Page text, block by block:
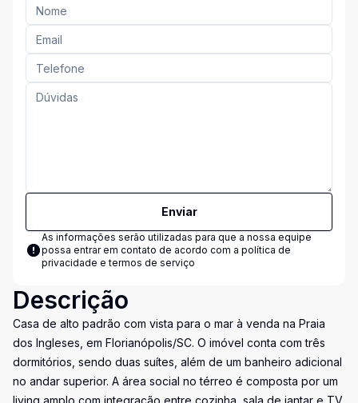
Enviar
As informações serão utilizadas para que a nossa equipe
possa entrar em contato de acordo com a política de
privacidade e termos de serviço
Descrição
Casa de alto padrão com vista para o mar à venda na Praia
dos Ingleses, em Florianópolis/SC. O imóvel conta com três
dormitórios, sendo duas suítes, além de um banheiro adicional
no andar superior. A área social no térreo é composta por um
living amplo com integração entre cozinha, sala de jantar e TV,